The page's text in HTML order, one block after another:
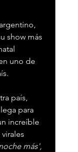
show más
uno de
país,
para
increíble
más',